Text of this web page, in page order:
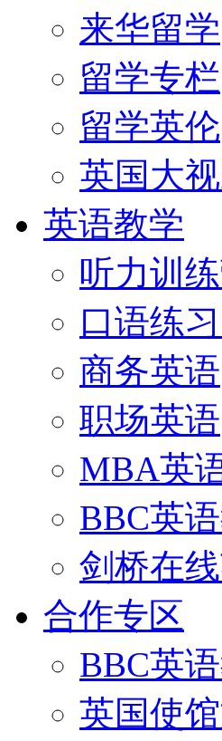
来华留学
留学专栏
留学英伦
英国大
英语教学
听力训
口语练
商务英语
职场英语
MBA英
BBC英
剑桥在
合作专区
BBC英
英国使